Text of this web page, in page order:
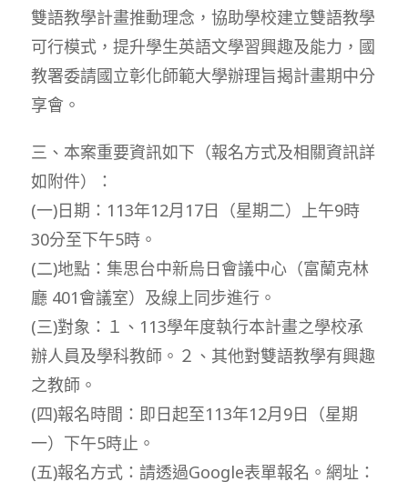
雙語教學計畫推動理念，協助學校建立雙語教學
可行模式，提升學生英語文學習興趣及能力，國
教署委請國立彰化師範大學辦理旨揭計畫期中分
享會。
三、本案重要資訊如下（報名方式及相關資訊詳
如附件）：
(一)日期：113年12月17日（星期二）上午9時
30分至下午5時。
(二)地點：集思台中新烏日會議中心（富蘭克林
廳 401會議室）及線上同步進行。
(三)對象：１、113學年度執行本計畫之學校承
辦人員及學科教師。２、其他對雙語教學有興趣
之教師。
(四)報名時間：即日起至113年12月9日（星期
一）下午5時止。
(五)報名方式：請透過Google表單報名。網址：